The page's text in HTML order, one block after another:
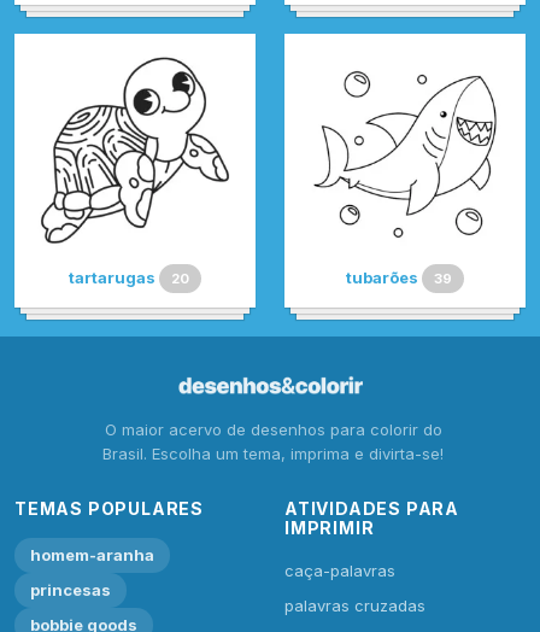
tartarugas 20 tubarões 39
O maior acervo de desenhos para colorir do
Brasil. Escolha um tema, imprima e divirta-se!
TEMAS POPULARES
homem-aranha
princesas
bobbie goods
ATIVIDADES PARA
IMPRIMIR
caça-palavras
palavras cruzadas